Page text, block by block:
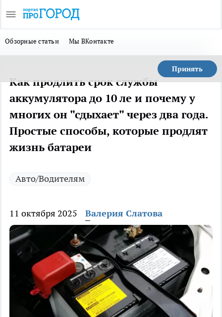
Обзорные статьи Мы ВКонтакте
Принять
Как продлить срок службы
аккумулятора до 10 ле и почему у
многих он "сдыхает" через два года.
Простые способы, которые продлят
жизнь батареи
Авто/Водителям
11 октября 2025 Валерия Слатова